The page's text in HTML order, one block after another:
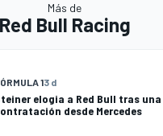
Más de
Red Bull Racing
13 d
elogia a Red Bull tras
desde Mercedes